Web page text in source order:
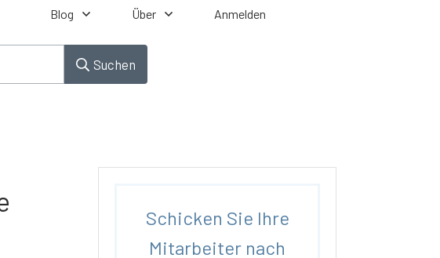
Blog Über Anmelden
Suchen
Schicken Sie Ihre
Mitarbeiter nach